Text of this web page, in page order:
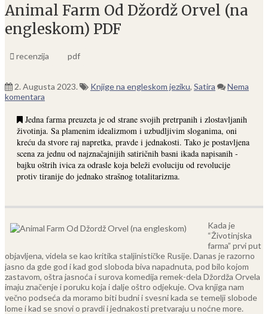
Animal Farm Od Džordž Orvel (na
engleskom) PDF
recenzija pdf
2. Augusta 2023. Knjige na engleskom jeziku, Satira
Nema
komentara
Jedna farma preuzeta je od strane svojih pretrpanih i zlostavljanih
životinja. Sa plamenim idealizmom i uzbudljivim sloganima, oni
kreću da stvore raj napretka, pravde i jednakosti. Tako je postavljena
scena za jednu od najznačajnijih satiričnih basni ikada napisanih -
bajku oštrih ivica za odrasle koja beleži evoluciju od revolucije
protiv tiranije do jednako strašnog totalitarizma.
Kada je
“Životinjska
farma” prvi put
objavljena, videla se kao kritika staljinističke Rusije. Danas je razorno
jasno da gde god i kad god sloboda biva napadnuta, pod bilo kojom
zastavom, oštra jasnoća i surova komedija remek-dela Džordža Orvela
imaju značenje i poruku koja i dalje oštro odjekuje. Ova knjiga nam
večno podseća da moramo biti budni i svesni kada se temelji slobode
lome i kad se snovi o pravdi i jednakosti pretvaraju u noćne more.